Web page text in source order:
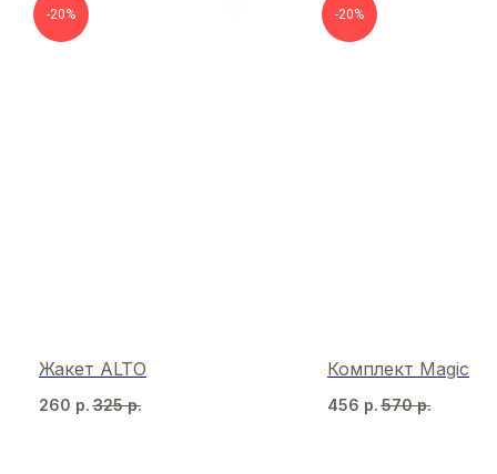
-20%
Жакет ALTO
260 р. 325 р.
-20%
Комплект Magic
456 р. 570 р.